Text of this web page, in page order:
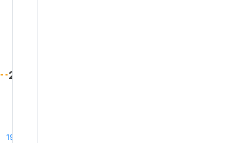
24.0°
19% Pluie